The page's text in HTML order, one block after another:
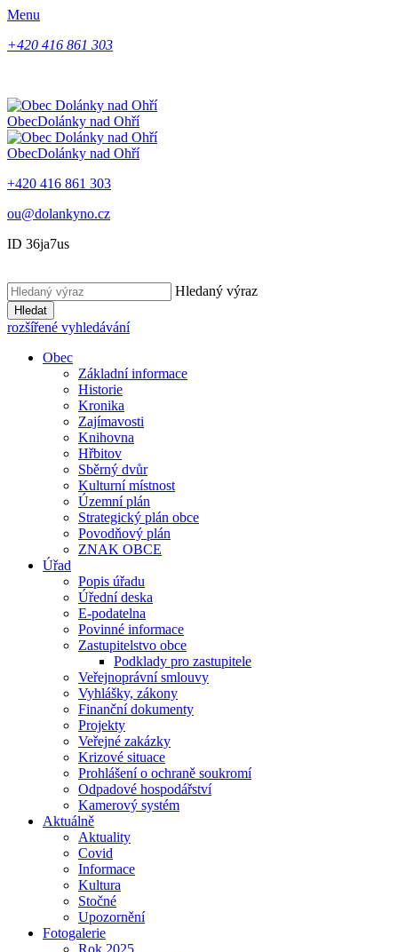
Menu
+420 416 861 303
ObecDolánky nad Ohří
ObecDolánky nad Ohří
+420 416 861 303
ou@dolankyno.cz
ID 36ja7us
Hledaný výraz
Hledat
rozšířené vyhledávání
Obec
Základní informace
Historie
Kronika
Zajímavosti
Knihovna
Hřbitov
Sběrný dvůr
Kulturní místnost
Územní plán
Strategický plán obce
Povodňový plán
ZNAK OBCE
Úřad
Popis úřadu
Úřední deska
E-podatelna
Povinné informace
Zastupitelstvo obce
Podklady pro zastupitele
Veřejnoprávní smlouvy
Vyhlášky, zákony
Finanční dokumenty
Projekty
Veřejné zakázky
Krizové situace
Prohlášení o ochraně soukromí
Odpadové hospodářství
Kamerový systém
Aktuálně
Aktuality
Covid
Informace
Kultura
Stočné
Upozornění
Fotogalerie
Rok 2025